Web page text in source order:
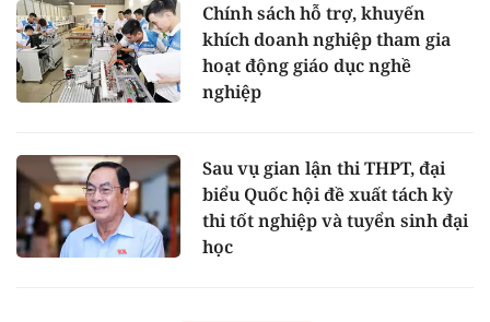
Chính sách hỗ trợ, khuyến
khích doanh nghiệp tham gia
hoạt động giáo dục nghề
nghiệp
Sau vụ gian lận thi THPT, đại
biểu Quốc hội đề xuất tách kỳ
thi tốt nghiệp và tuyển sinh đại
học